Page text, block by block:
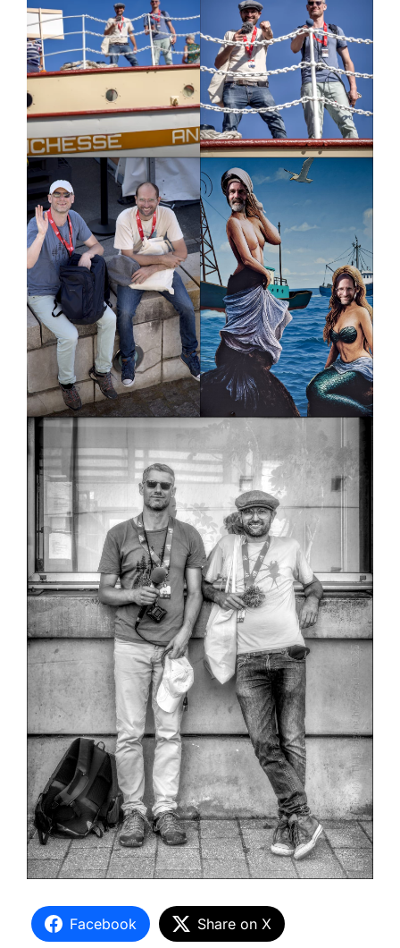
Facebook Share on X